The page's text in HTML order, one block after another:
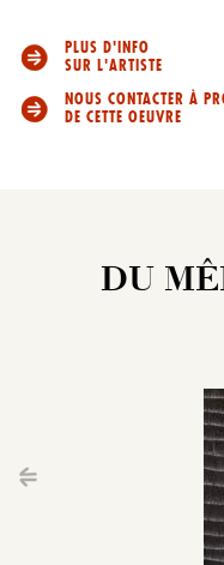
PLUS D'INFO
SUR L'ARTISTE
NOUS CONTACTER À
DE CETTE OEUVRE
DU